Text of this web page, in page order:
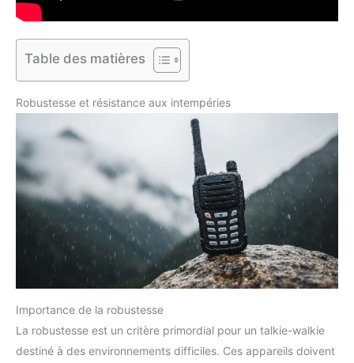
Table des matières
Robustesse et résistance aux intempéries
Importance de la robustesse
La robustesse est un critère primordial pour un talkie-walkie
destiné à des environnements difficiles. Ces appareils doivent